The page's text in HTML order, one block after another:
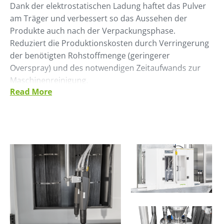
Dank der elektrostatischen Ladung haftet das Pulver
am Träger und verbessert so das Aussehen der
Produkte auch nach der Verpackungsphase.
Reduziert die Produktionskosten durch Verringerung
der benötigten Rohstoffmenge (geringerer
Overspray) und des notwendigen Zeitaufwands zur
Maschinenreinigung.
Read More